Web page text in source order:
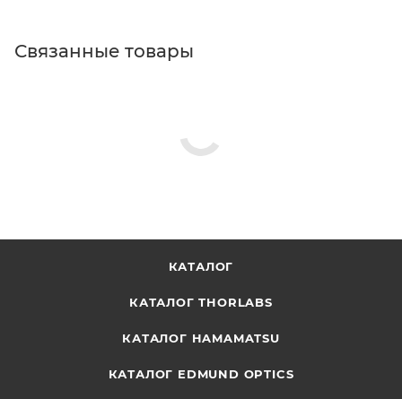
Связанные товары
КАТАЛОГ
КАТАЛОГ THORLABS
КАТАЛОГ HAMAMATSU
КАТАЛОГ EDMUND OPTICS